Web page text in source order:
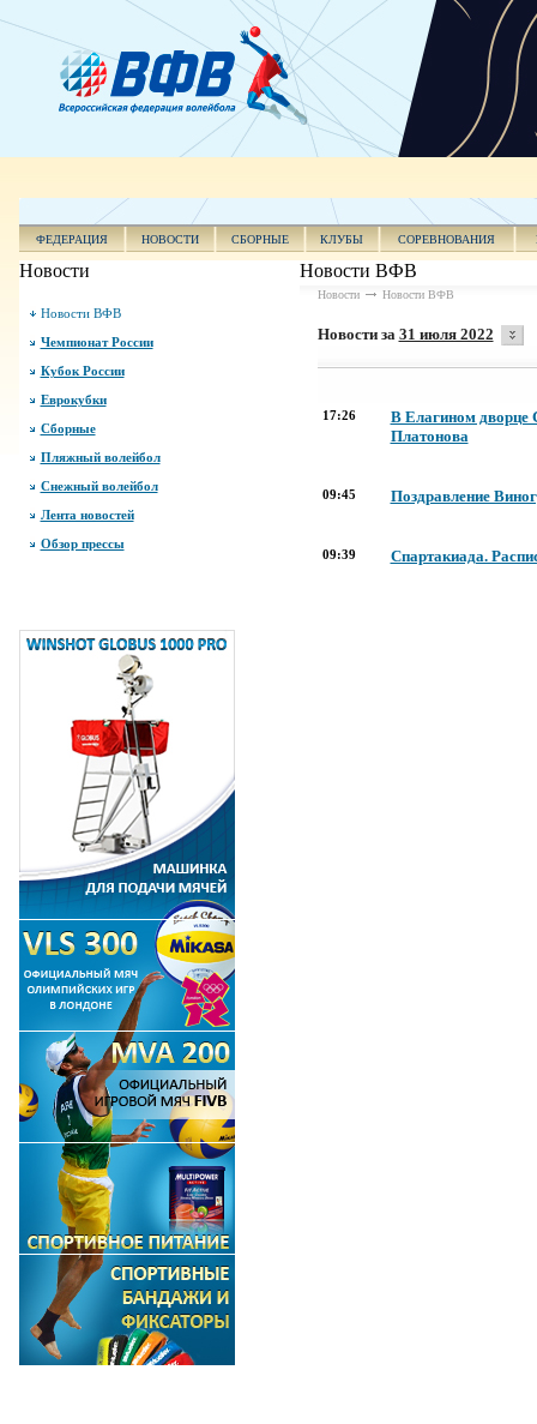
ФЕДЕРАЦИЯ НОВОСТИ СБОРНЫЕ КЛУБЫ СОРЕВНОВАНИЯ
Новости
Новости ВФВ
Чемпионат России
Кубок России
Еврокубки
Сборные
Пляжный волейбол
Снежный волейбол
Лента новостей
Обзор прессы
Новости ВФВ
Новости Новости ВФВ
Новости за 31 июля 2022
17:26
В Елагином дворце
Платонова
09:45 Поздравление
09:39 Спартакиада.